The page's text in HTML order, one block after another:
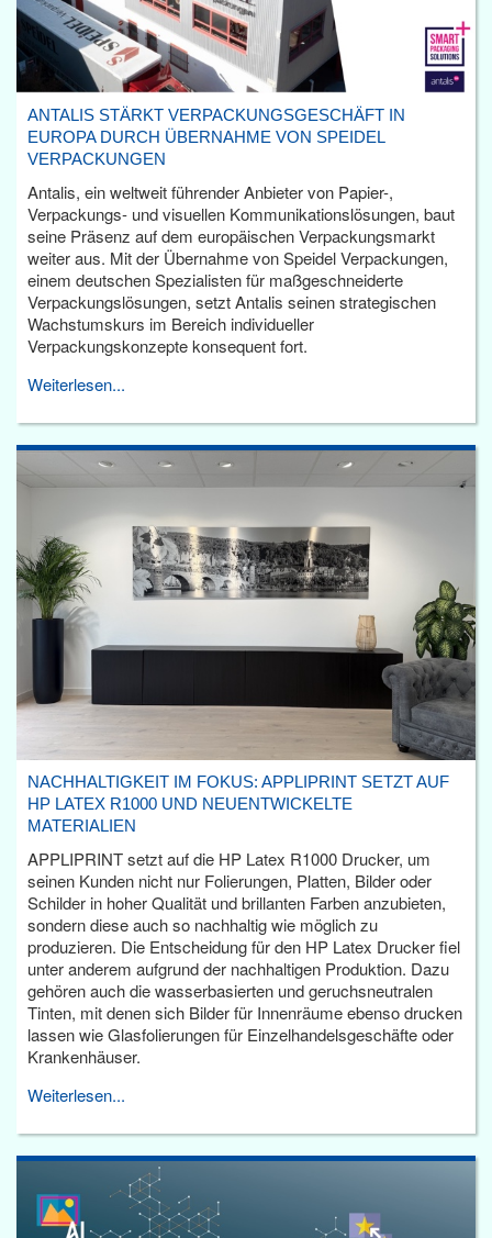
ANTALIS STÄRKT VERPACKUNGSGESCHÄFT IN
EUROPA DURCH ÜBERNAHME VON SPEIDEL
VERPACKUNGEN
Antalis, ein weltweit führender Anbieter von Papier-,
Verpackungs- und visuellen Kommunikationslösungen, baut
seine Präsenz auf dem europäischen Verpackungsmarkt
weiter aus. Mit der Übernahme von Speidel Verpackungen,
einem deutschen Spezialisten für maßgeschneiderte
Verpackungslösungen, setzt Antalis seinen strategischen
Wachstumskurs im Bereich individueller
Verpackungskonzepte konsequent fort.
Weiterlesen...
NACHHALTIGKEIT IM FOKUS: APPLIPRINT SETZT AUF
HP LATEX R1000 UND NEUENTWICKELTE
MATERIALIEN
APPLIPRINT setzt auf die HP Latex R1000 Drucker, um
seinen Kunden nicht nur Folierungen, Platten, Bilder oder
Schilder in hoher Qualität und brillanten Farben anzubieten,
sondern diese auch so nachhaltig wie möglich zu
produzieren. Die Entscheidung für den HP Latex Drucker fiel
unter anderem aufgrund der nachhaltigen Produktion. Dazu
gehören auch die wasserbasierten und geruchsneutralen
Tinten, mit denen sich Bilder für Innenräume ebenso drucken
lassen wie Glasfolierungen für Einzelhandelsgeschäfte oder
Krankenhäuser.
Weiterlesen...